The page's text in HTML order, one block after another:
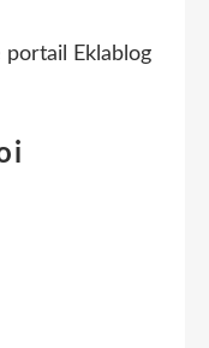
portail Eklablog